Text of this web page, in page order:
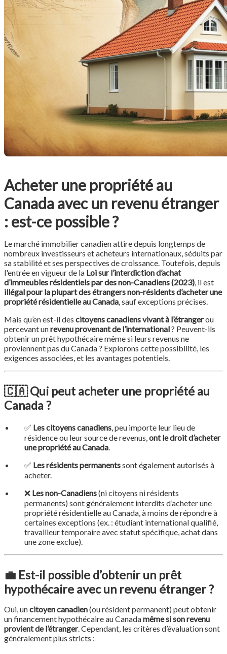
Acheter une propriété au
Canada avec un revenu étranger
: est-ce possible ?
Le marché immobilier canadien attire depuis longtemps de
nombreux investisseurs et acheteurs internationaux, séduits par
sa stabilité et ses perspectives de croissance. Toutefois, depuis
l'entrée en vigueur de la Loi sur l’interdiction d’achat
d’immeubles résidentiels par des non-Canadiens (2023), il est
illégal pour la plupart des étrangers non-résidents d’acheter une
propriété résidentielle au Canada, sauf exceptions précises.
Mais qu’en est-il des citoyens canadiens vivant à l’étrangerou
percevant unrevenu provenant de l’international? Peuvent-ils
obtenir un prêt hypothécaire même si leurs revenus ne
proviennent pas du Canada ? Explorons cette possibilité, les
exigences associées, et les avantages potentiels.
🇨🇦Qui peut acheter une propriété au
Canada ?
✅ Les citoyens canadiens, peu importe leur lieu de
résidence ou leur source de revenus,ont le droit d’acheter
une propriété au Canada.
✅ Les résidents permanentssont également autorisés à
acheter.
❌ Les non-Canadiens(ni citoyens ni résidents
permanents) sont généralement interdits d’acheter une
propriété résidentielle au Canada, à moins de répondre à
certaines exceptions (ex. : étudiant international qualifié,
travailleur temporaire avec statut spécifique, achat dans
une zone exclue).
💼 Est-il possible d’obtenir un prêt
hypothécaire avec un revenu étranger ?
Oui, uncitoyen canadien(ou résident permanent) peut obtenir
un financement hypothécaire au Canadamême si son revenu
provient de l’étranger. Cependant, les critères d’évaluation sont
généralement plus stricts :